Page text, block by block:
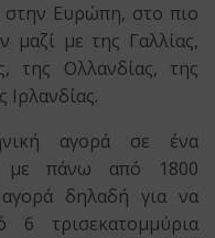
στην Ευρώπη, στο πιο
μαζί με της Γαλλίας,
της Ολλανδίας, της
Ιρλανδίας.
αγορά σε ένα
με πάνω από 1800
αγορά δηλαδή για να
6 τρισεκατομμύρια